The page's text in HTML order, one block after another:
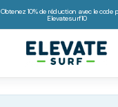
Obtenez 10% de réduction avec le code
Elevatesurf10